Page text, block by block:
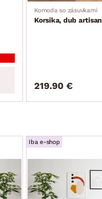
Komoda so zásuvkami
Korsika, dub artisan
219.90 €
Iba e-shop